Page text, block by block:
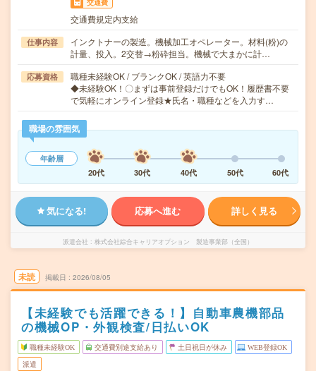
交通費
交通費規定内支給
仕事内容
インクトナーの製造。機械加工オペレーター。材料(粉)の
計量、投入。2交替→粉砕担当。機械で大まかに計…
応募資格
職種未経験OK / ブランクOK / 英語力不要
◆未経験OK！〇まずは事前登録だけでもOK！履歴書不要
で気軽にオンライン登録★氏名・職種などを入力す…
職場の雰囲気
年齢層
20代
30代 40代 50代 60代
気になる! 応募へ進む 詳しく見る
派遣会社 株式会社綜合キャリアオプション 製造事業部（全国）
未読 掲載日 2026/08/05
【未経験でも活躍できる！】自動車農機部品
の機械OP・外観検査/日払いOK
職種未経験OK 交通費別途支給あり 土日祝日が休み WEB登録OK
派遣